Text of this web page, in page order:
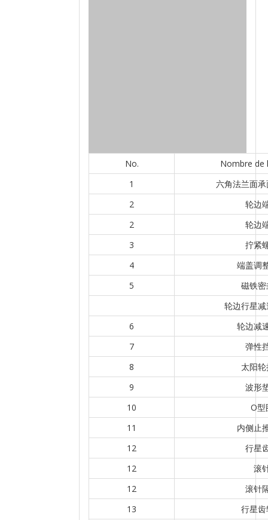
No.
Nombre de
1
六角法兰面
2
轮边
2
轮边
3
拧紧
4
端盖调
5
磁铁
轮边行星
6
轮边减
7
弹性
8
太阳
9
波形
10
O型
11
内侧止
12
行星
12
滚
12
滚针
13
行星